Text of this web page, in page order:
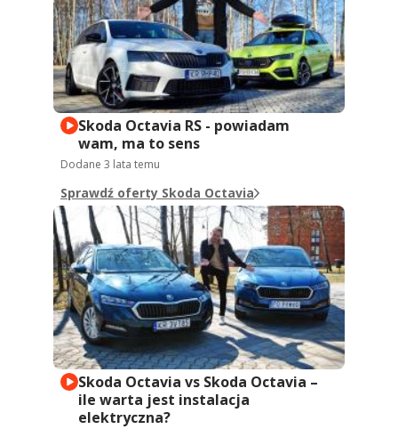
Skoda Octavia RS - powiadam
wam, ma to sens
Dodane 3 lata temu
Sprawdź oferty Skoda Octavia
Skoda Octavia vs Skoda Octavia –
ile warta jest instalacja
elektryczna?